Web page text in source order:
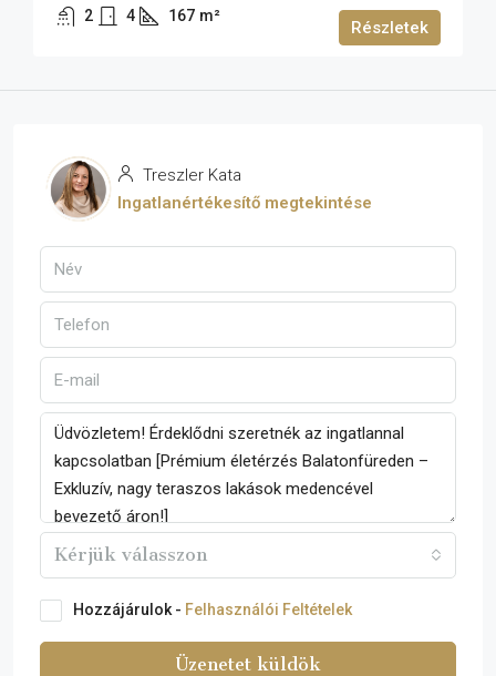
2 4 167 m²
Részletek
Treszler Kata
Ingatlanértékesítő megtekintése
Kérjük válasszon
Hozzájárulok - Felhasználói Feltételek
Üzenetet küldök